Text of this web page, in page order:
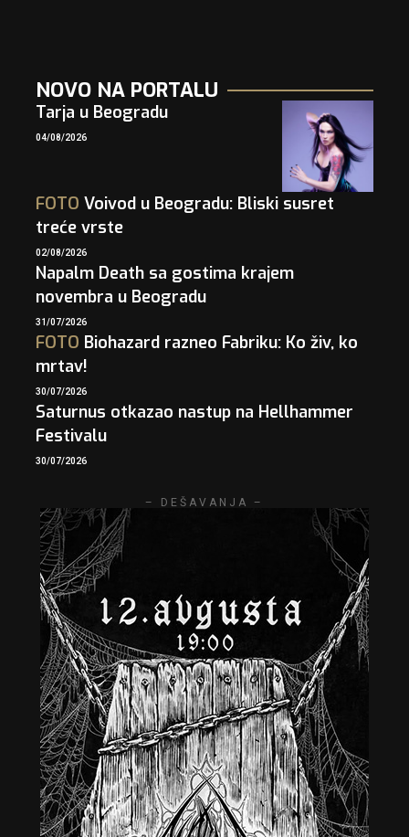
NOVO NA PORTALU
Tarja u Beogradu
04/08/2026
FOTO Voivod u Beogradu: Bliski susret
treće vrste
02/08/2026
Napalm Death sa gostima krajem
novembra u Beogradu
31/07/2026
FOTO Biohazard razneo Fabriku: Ko živ, ko
mrtav!
30/07/2026
Saturnus otkazao nastup na Hellhammer
Festivalu
30/07/2026
– DEŠAVANJA –